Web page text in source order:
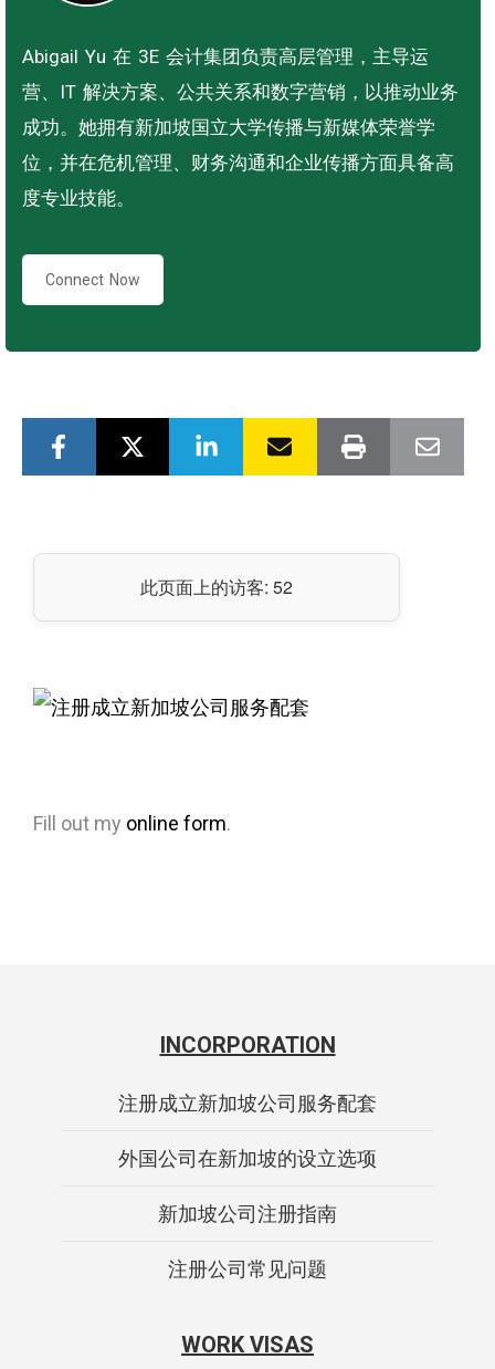
Abigail Yu 在 3E 会计集团负责高层管理，主导运
营、IT 解决方案、公共关系和数字营销，以推动业务
成功。她拥有新加坡国立大学传播与新媒体荣誉学
位，并在危机管理、财务沟通和企业传播方面具备高
度专业技能。
Connect Now
此页面上的访客: 52
Fill out my online form.
INCORPORATION
注册成立新加坡公司服务配套
外国公司在新加坡的设立选项
新加坡公司注册指南
注册公司常见问题
WORK VISAS